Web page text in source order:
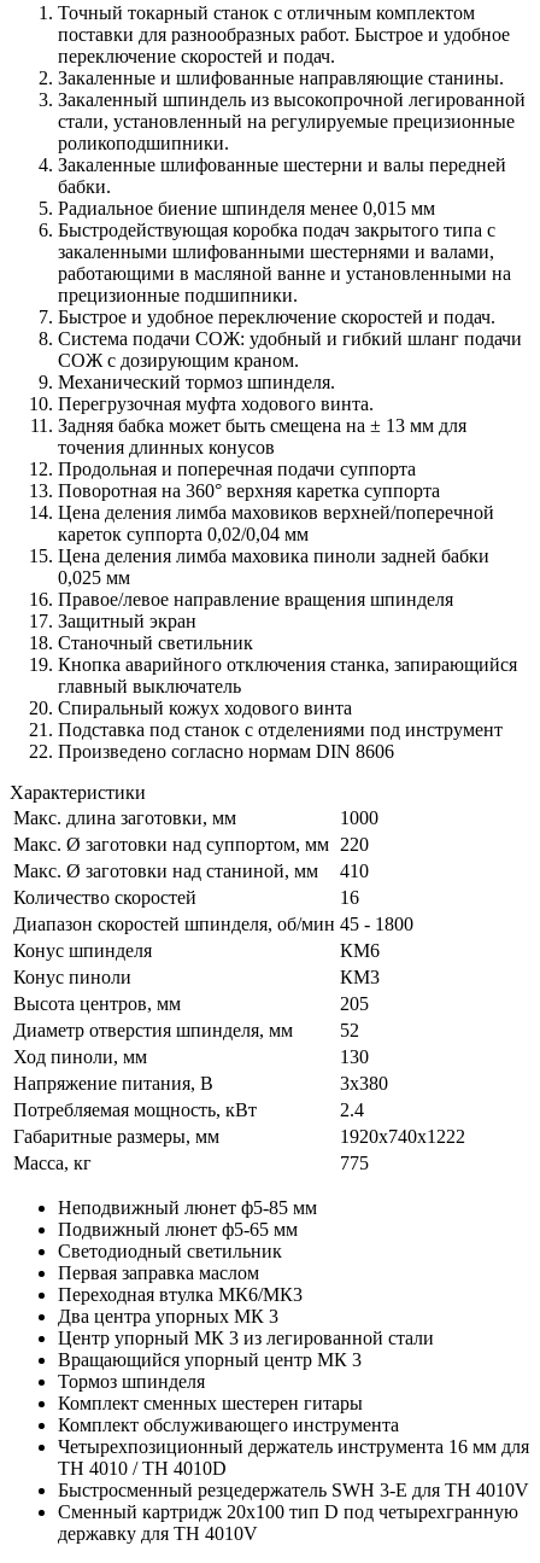
Точный токарный станок с отличным комплектом
поставки для разнообразных работ. Быстрое и удобное
переключение скоростей и подач.
Закаленные и шлифованные направляющие станины.
Закаленный шпиндель из высокопрочной легированной
стали, установленный на регулируемые прецизионные
роликоподшипники.
Закаленные шлифованные шестерни и валы передней
бабки.
Радиальное биение шпинделя менее 0,015 мм
Быстродействующая коробка подач закрытого типа с
закаленными шлифованными шестернями и валами,
работающими в масляной ванне и установленными на
прецизионные подшипники.
Быстрое и удобное переключение скоростей и подач.
Система подачи СОЖ: удобный и гибкий шланг подачи
СОЖ с дозирующим краном.
Механический тормоз шпинделя.
Перегрузочная муфта ходового винта.
Задняя бабка может быть смещена на ± 13 мм для
точения длинных конусов
Продольная и поперечная подачи суппорта
Поворотная на 360° верхняя каретка суппорта
Цена деления лимба маховиков верхней/поперечной
кареток суппорта 0,02/0,04 мм
Цена деления лимба маховика пиноли задней бабки
0,025 мм
Правое/левое направление вращения шпинделя
Защитный экран
Станочный светильник
Кнопка аварийного отключения станка, запирающийся
главный выключатель
Спиральный кожух ходового винта
Подставка под станок с отделениями под инструмент
Произведено согласно нормам DIN 8606
Характеристики
Макс. длина заготовки, мм
1000
Макс. Ø заготовки над суппортом, мм 220
Макс. Ø заготовки над станиной, мм
410
Количество скоростей
16
Диапазон скоростей шпинделя, об/мин 45 - 1800
Конус шпинделя
КМ6
Конус пиноли
КМ3
Высота центров, мм
205
Диаметр отверстия шпинделя, мм
52
Ход пиноли, мм
130
Напряжение питания, В
3x380
Потребляемая мощность, кВт
2.4
Габаритные размеры, мм
1920х740х1222
Масса, кг
775
Неподвижный люнет ф5-85 мм
Подвижный люнет ф5-65 мм
Светодиодный светильник
Первая заправка маслом
Переходная втулка МК6/МК3
Два центра упорных МК 3
Центр упорный МК 3 из легированной стали
Вращающийся упорный центр МК 3
Тормоз шпинделя
Комплект сменных шестерен гитары
Комплект обслуживающего инструмента
Четырехпозиционный держатель инструмента 16 мм для
TH 4010 / TH 4010D
Быстросменный резцедержатель SWH 3-Е для TH 4010V
Сменный картридж 20х100 тип D под четырехгранную
державку для TH 4010V